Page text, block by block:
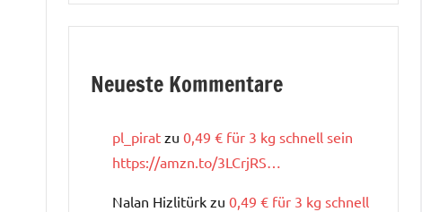
Neueste Kommentare
pl_pirat zu 0,49 € für 3 kg schnell sein
https://amzn.to/3LCrjRS…
Nalan Hizlitürk zu 0,49 € für 3 kg schnell